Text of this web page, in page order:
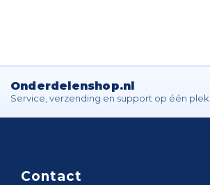
Onderdelenshop.nl
Service, verzending en support op één plek
Contact